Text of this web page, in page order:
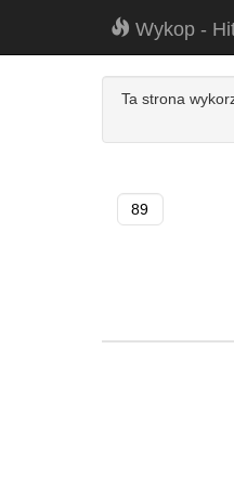
Wykop -
Ta strona
89